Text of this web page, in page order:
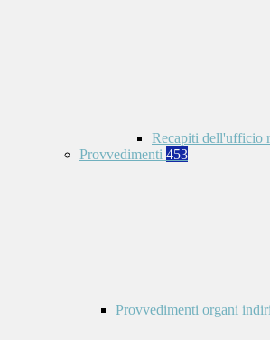
Recapiti dell'ufficio
Provvedimenti 453
Provvedimenti organi